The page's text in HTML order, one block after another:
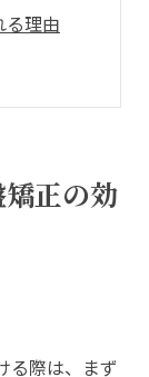
る理由
かけに
とは
集
正の効
る際は、まず